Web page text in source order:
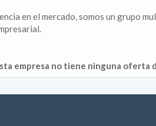
en el mercado, somos un grupo
empresa no tiene ninguna oferta